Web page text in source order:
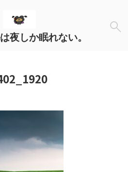
夜しか眠れない。